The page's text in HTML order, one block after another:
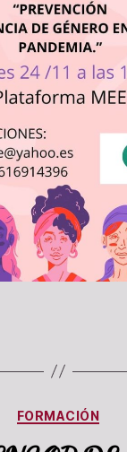
FORMACIÓN